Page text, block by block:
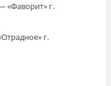
«Фаворит» г.
г.